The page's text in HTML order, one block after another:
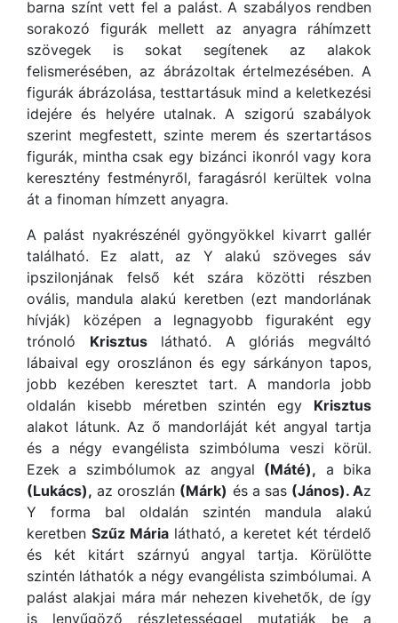
barna színt vett fel a palást. A szabályos rendben
sorakozó figurák mellett az anyagra ráhímzett
szövegek is sokat segítenek az alakok
felismerésében, az ábrázoltak értelmezésében. A
figurák ábrázolása, testtartásuk mind a keletkezési
idejére és helyére utalnak. A szigorú szabályok
szerint megfestett, szinte merem és szertartásos
figurák, mintha csak egy bizánci ikonról vagy kora
keresztény festményről, faragásról kerültek volna
át a finoman hímzett anyagra.
A palást nyakrészénél gyöngyökkel kivarrt gallér
található. Ez alatt, az Y alakú szöveges sáv
ipszilonjának felső két szára közötti részben
ovális, mandula alakú keretben (ezt mandorlának
hívják) középen a legnagyobb figuraként egy
trónoló Krisztuslátható. A glóriás megváltó
lábaival egy oroszlánon és egy sárkányon tapos,
jobb kezében keresztet tart. A mandorla jobb
oldalán kisebb méretben szintén egy Krisztus
alakot látunk. Az ő mandorláját két angyal tartja
és a négy evangélista szimbóluma veszi körül.
Ezek a szimbólumok az angyal (Máté), a bika
(Lukács), az oroszlán (Márk) és a sas (János). Az
Y forma bal oldalán szintén mandula alakú
keretben Szűz Mária látható, a keretet két térdelő
és két kitárt szárnyú angyal tartja. Körülötte
szintén láthatók a négy evangélista szimbólumai. A
palást alakjai mára már nehezen kivehetők, de így
is lenyűgöző részletességgel mutatják be a